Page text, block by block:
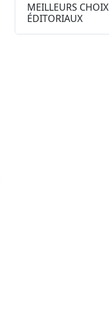
MEILLEURS CHOIX
ÉDITORIAUX